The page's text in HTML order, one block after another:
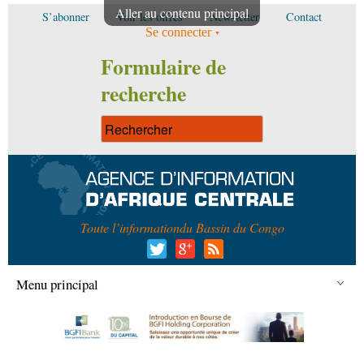
Aller au contenu principal
S’abonner Voir les offres Newsletter Contact
Se connecter
Formulaire de
recherche
Toute l’informationdu Bassin du Congo
Menu principal